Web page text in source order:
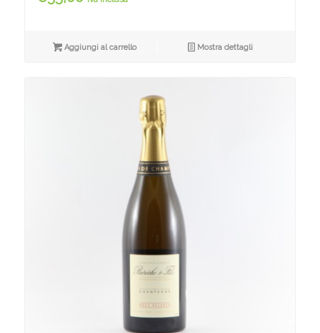
Aggiungi al carrello Mostra dettagli